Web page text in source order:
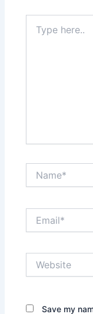
here..
Save my